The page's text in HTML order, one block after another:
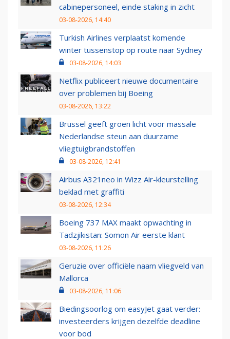
cabinepersoneel, einde staking in zicht
03-08-2026, 14:40
Turkish Airlines verplaatst komende
winter tussenstop op route naar Sydney
03-08-2026, 14:03
Netflix publiceert nieuwe documentaire
over problemen bij Boeing
03-08-2026, 13:22
Brussel geeft groen licht voor massale
Nederlandse steun aan duurzame
vliegtuigbrandstoffen
03-08-2026, 12:41
Airbus A321neo in Wizz Air-kleurstelling
beklad met graffiti
03-08-2026, 12:34
Boeing 737 MAX maakt opwachting in
Tadzjikistan: Somon Air eerste klant
03-08-2026, 11:26
Geruzie over officiële naam vliegveld van
Mallorca
03-08-2026, 11:06
Biedingsoorlog om easyJet gaat verder:
investeerders krijgen dezelfde deadline
voor bod